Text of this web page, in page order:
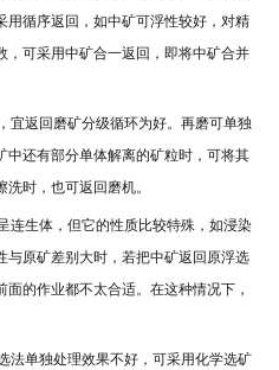
用循序返回，如中矿可浮性较好，对精
，可采用中矿合一返回，即将中矿合并
宜返回磨矿分级循环为好。再磨可单独
中还有部分单体解离的矿粒时，可将其
时，也可返回磨机。
连生体，但它的性质比较特殊，如浸染
与原矿差别大时，若把中矿返回原浮选
的作业都不太合适。在这种情况下，
法单独处理效果不好，可采用化学选矿